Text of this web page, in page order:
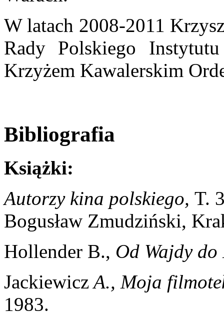
W latach 2008-2011
Rady Polskiego
Krzyżem Kawalerskim
Bibliografia
Książki:
Autorzy kina polskiego, T.
Bogusław Zmudziński,
Hollender B., Od Wajdy do
JackiewiczA., Moja
1983.